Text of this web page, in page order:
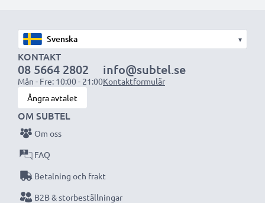
✔ Hemmabio- och ljudsystem
✔ Spelkonsoler
✔ TV-apparater & projektorer
✔ DVD- & Blu-ray-spelare
✔ Subwoofers & förstärkare
Uppgradera din ljud- och bildupplevelse med våra
högkvalitativa RCA-kablar från subtel – beställ nu
▾
KONTAKT
08 5664 2802
Mån - Fre: 10:00 - 21:00
info@subtel.se
Kontaktformulär
Ångra avtalet
OM SUBTEL
Om oss
FAQ
Betalning och frakt
B2B & storbeställningar